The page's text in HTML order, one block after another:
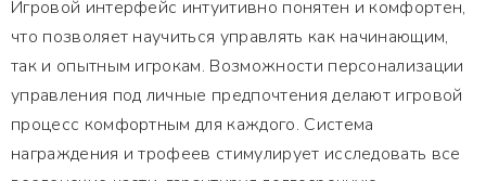
Игровой интерфейс интуитивно понятен и комфортен,
что позволяет научиться управлять как начинающим,
так и опытным игрокам. Возможности персонализации
управления под личные предпочтения делают игровой
процесс комфортным для каждого. Система
награждения и трофеев стимулирует исследовать все